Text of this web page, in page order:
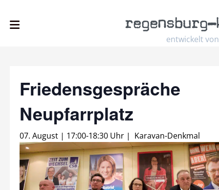
entwickelt von
regensburg–
Friedensgespräche
Neupfarrplatz
07. August | 17:00-18:30 Uhr | Karavan-Denkmal